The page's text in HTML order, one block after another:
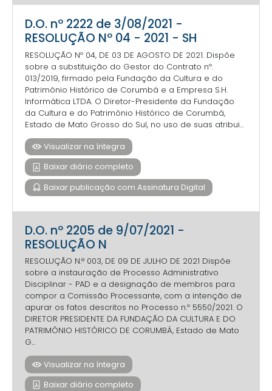
D.O. nº 2222 de 3/08/2021 -
RESOLUÇÃO Nº 04 - 2021 - SH
RESOLUÇÃO Nº 04, DE 03 DE AGOSTO DE 2021. Dispõe
sobre a substituição do Gestor do Contrato nº.
013/2019, firmado pela Fundação da Cultura e do
Patrimônio Histórico de Corumbá e a Empresa S.H.
Informática LTDA. O Diretor-Presidente da Fundação
da Cultura e do Patrimônio Histórico de Corumbá,
Estado de Mato Grosso do Sul, no uso de suas atribui...
Visualizar na íntegra
Baixar diário completo
Baixar publicação com Assinatura Digital
D.O. nº 2205 de 9/07/2021 -
RESOLUÇÃO N
RESOLUÇÃO N.° 003, DE 09 DE JULHO DE 2021 Dispõe
sobre a instauração de Processo Administrativo
Disciplinar - PAD e a designação de membros para
compor a Comissão Processante, com a intenção de
apurar os fatos descritos no Processo n.º 5550/2021. O
DIRETOR PRESIDENTE DA FUNDAÇÃO DA CULTURA E DO
PATRIMÔNIO HISTÓRICO DE CORUMBÁ, Estado de Mato
G...
Visualizar na íntegra
Baixar diário completo